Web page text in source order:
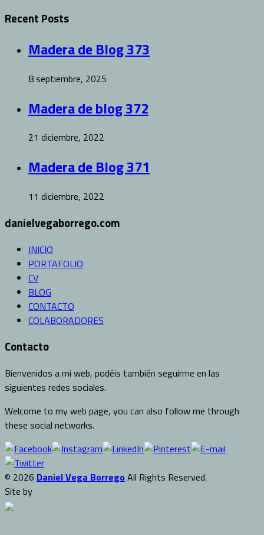
Recent Posts
Madera de Blog 373
8 septiembre, 2025
Madera de blog 372
21 diciembre, 2022
Madera de Blog 371
11 diciembre, 2022
danielvegaborrego.com
INICIO
PORTAFOLIO
CV
BLOG
CONTACTO
COLABORADORES
Contacto
Bienvenidos a mi web, podéis también seguirme en las
siguientes redes sociales.
Welcome to my web page, you can also follow me through
these social networks.
© 2026 Daniel Vega Borrego All Rights Reserved.
Site by